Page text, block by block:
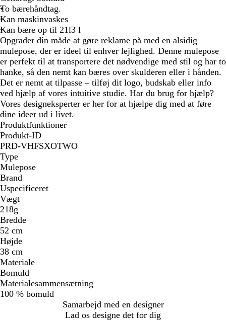
r
f
a
r
v
e
t
To bærehåndtag.
Kan maskinvaskes
Kan bære op til 21l3 l
Opgrader din måde at gøre reklame på med en alsidig
mulepose, der er ideel til enhver lejlighed. Denne mulepose
er perfekt til at transportere det nødvendige med stil og har to
hanke, så den nemt kan bæres over skulderen eller i hånden.
Det er nemt at tilpasse – tilføj dit logo, budskab eller info
ved hjælp af vores intuitive studie. Har du brug for hjælp?
Vores designeksperter er her for at hjælpe dig med at føre
dine ideer ud i livet.
Produktfunktioner
Produkt-ID
PRD-VHFSXOTWO
Type
Mulepose
Brand
Uspecificeret
Vægt
218g
Bredde
52 cm
Højde
38 cm
Materiale
Bomuld
Materialesammensætning
100 % bomuld
Samarbejd med en designer
Lad os designe det for dig